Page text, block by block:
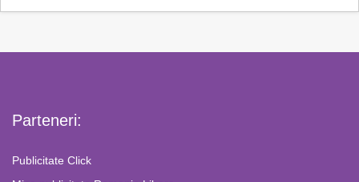
Parteneri:
Publicitate Click